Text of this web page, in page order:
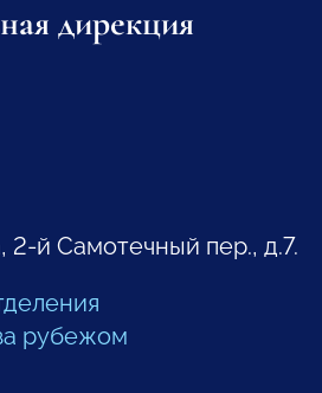
дирекция
2-й Самотечный пер., д.7.
рубежом